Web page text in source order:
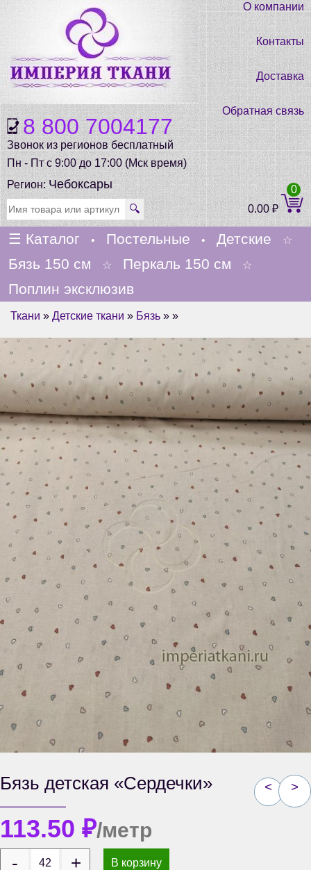
8 800 7004177
Звонок из регионов бесплатный
Пн - Пт с 9:00 до 17:00 (Мск время)
О компании
Контакты
Доставка
Обратная связь
Регион:Чебоксары
🔍 0.00₽
0
☰ Каталог • Постельные • Детские ☆
Бязь 150 см ☆ Перкаль 150 см ☆
Поплин эксклюзив
Ткани » Детские ткани » Бязь » »
< >
Бязь детская «Сердечки»
113.50 ₽/метр
В корзину